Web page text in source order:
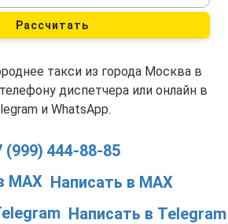
Рассчитать
такси из города Москва в
диспетчера или онлайн в
и WhatsApp.
(999) 444-88-85
Написать в MAX
Написать в Telegram